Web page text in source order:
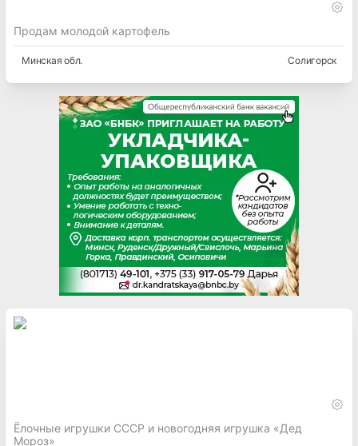
Продам молодой картофель
Минская обл. Солигорск
Ёлочные игрушки СССР и новогодняя игрушка «Дед
Мороз»